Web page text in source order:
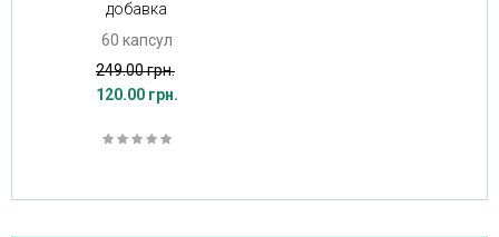
добавка
60 капсул
249.00 грн.
120.00 грн.